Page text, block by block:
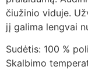
čiužinio viduje.
jį galima lengvai
Sudėtis: 100 %
Skalbimo